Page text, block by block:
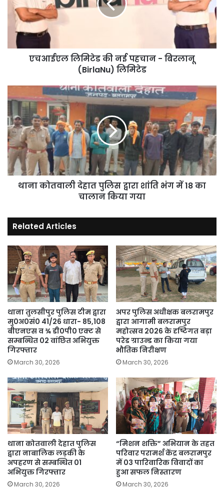
पहचान
बिरलानू
(BirlaNu)
लिमिटेड
एचआईएल लिमिटेड की नई पहचान - बिरलानू
(BirlaNu) लिमिटेड
कोतवाली
पुलिस
द्वारा
शांति
भंग
में
18
गया
थाना कोतवाली देहात पुलिस द्वारा शांति भंग में 18 का
चालान किया गया
Related Articles
थाना तुलसीपुर पुलिस टीम द्वारा
मु0अ0सं0 41/26 धारा- 85,108
बीएनएस व ¾ डी0पी0 एक्ट से
सम्बन्धित 02 वांछित अभियुक्त
गिरफ्तार
March 30, 2026
अपर पुलिस अधीक्षक बलरामपुर
द्वारा आगामी बलरामपुर
महोत्सव 2026 के दृष्टिगत बड़ा
परेड ग्राउन्ड का किया गया
भौतिक निरीक्षण
March 30, 2026
थाना कोतवाली देहात पुलिस
द्वारा नाबालिक लड़की के
अपहरण से सम्बन्धित 01
अभियुक्त गिरफ्तार
March 30, 2026
“मिशन शक्ति” अभियान के तहत
परिवार परामर्श केंद्र बलरामपुर
में 03 पारिवारिक विवादों का
हुआ सफल निस्तारण
March 30, 2026